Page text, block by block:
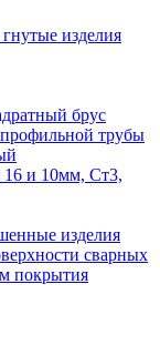
изделия
брус
трубы
16 и 10мм, Ст3,
изделия
сварных
покрытия